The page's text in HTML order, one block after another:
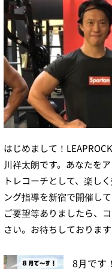
はじめまして！
川祥太朗です。あなたを
トレコーチとして、楽し
ング指導を新宿で開催し
ご要望等ありましたら、
さい。お待ちしております
8月です！